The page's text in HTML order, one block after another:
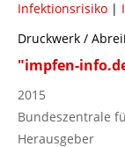
Infektionsrisiko |
Druckwerk /
"impfen-
2015
Bundeszentrale
Herausgeber